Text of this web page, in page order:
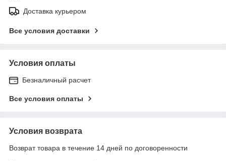
Доставка курьером
Все условия доставки
Условия оплаты
Безналичный расчет
Все условия оплаты
Условия возврата
Возврат товара в течение 14 дней по договоренности